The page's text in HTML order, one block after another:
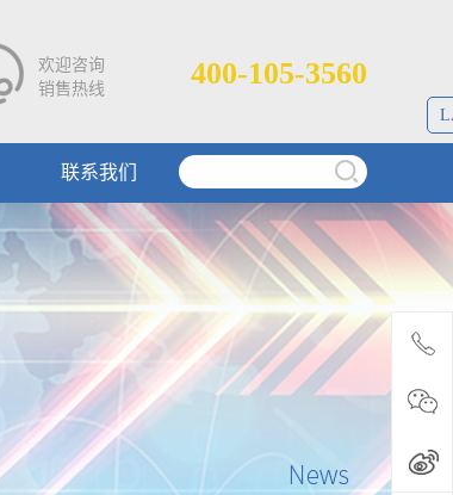
欢迎咨询
销售热线
400-105-3560
联系我们